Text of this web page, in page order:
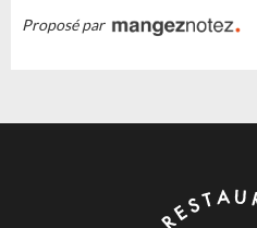
Proposé par